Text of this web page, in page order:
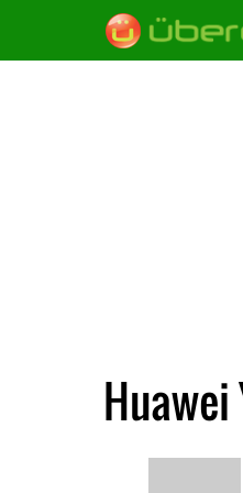
Huawei